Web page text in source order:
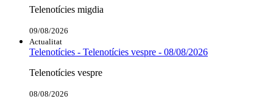
Telenotícies migdia
09/08/2026
Actualitat
Telenotícies - Telenotícies vespre - 08/08/2026
Telenotícies vespre
08/08/2026